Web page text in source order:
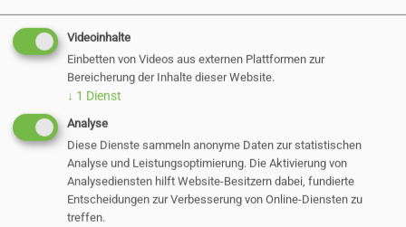
Videoinhalte
Einbetten von Videos aus externen Plattformen zur
Bereicherung der Inhalte dieser Website.
↓ 1 Dienst
Analyse
Diese Dienste sammeln anonyme Daten zur statistischen
Analyse und Leistungsoptimierung. Die Aktivierung von
Analysediensten hilft Website-Besitzern dabei, fundierte
Entscheidungen zur Verbesserung von Online-Diensten zu
treffen.